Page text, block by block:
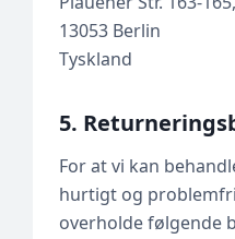
13053 Berlin
Tyskland
5.
For at vi kan
hurtigt og
overholde følgende